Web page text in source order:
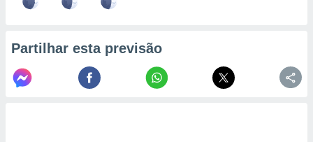
Partilhar esta previsão